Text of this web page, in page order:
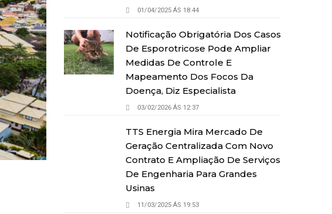
01/04/2025 ÁS 18:44
Notificação Obrigatória Dos Casos
De Esporotricose Pode Ampliar
Medidas De Controle E
Mapeamento Dos Focos Da
Doença, Diz Especialista
03/02/2026 ÁS 12:37
TTS Energia Mira Mercado De
Geração Centralizada Com Novo
Contrato E Ampliação De Serviços
De Engenharia Para Grandes
Usinas
11/03/2025 ÁS 19:53